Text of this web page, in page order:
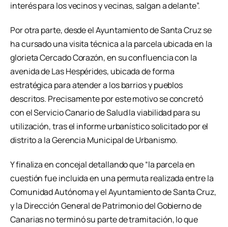
interés para los vecinos y vecinas, salgan a delante”.
Por otra parte, desde el Ayuntamiento de Santa Cruz se
ha cursado una visita técnica a la parcela ubicada en la
glorieta Cercado Corazón, en su confluencia con la
avenida de Las Hespérides, ubicada de forma
estratégica para atender a los barrios y pueblos
descritos. Precisamente por este motivo se concretó
con el Servicio Canario de Salud la viabilidad para su
utilización, tras el informe urbanístico solicitado por el
distrito a la Gerencia Municipal de Urbanismo.
Y finaliza en concejal detallando que “la parcela en
cuestión fue incluida en una permuta realizada entre la
Comunidad Autónoma y el Ayuntamiento de Santa Cruz,
y la Dirección General de Patrimonio del Gobierno de
Canarias no terminó su parte de tramitación, lo que